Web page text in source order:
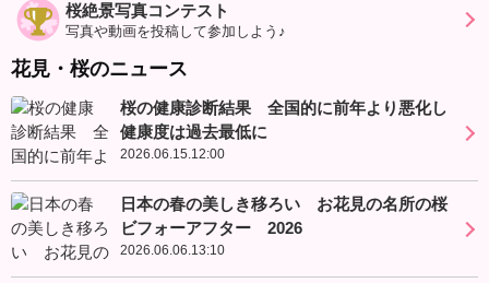
桜絶景写真コンテスト
写真や動画を投稿して参加しよう♪
花見・桜のニュース
桜の健康診断結果 全国的に前年より悪化し
健康度は過去最低に
2026.06.15.12:00
日本の春の美しき移ろい お花見の名所の桜
ビフォーアフター 2026
2026.06.06.13:10